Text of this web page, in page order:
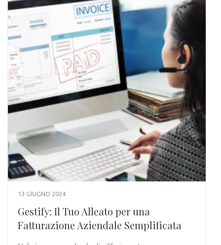
13 GIUGNO 2024
Gestify: Il Tuo Alleato per una
Fatturazione Aziendale Semplificata